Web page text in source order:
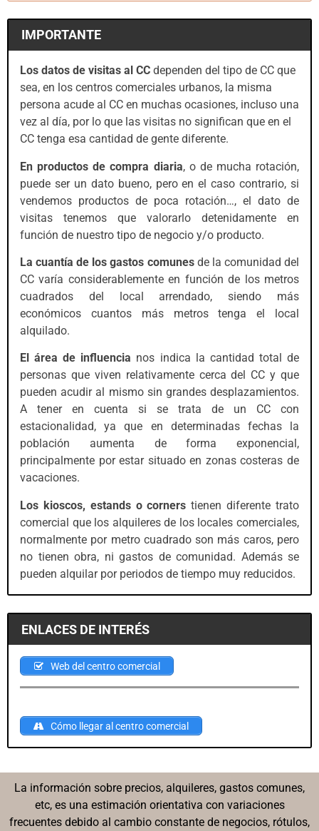
IMPORTANTE
Los datos de visitas al CC dependen del tipo de CC que
sea, en los centros comerciales urbanos, la misma
persona acude al CC en muchas ocasiones, incluso una
vez al día, por lo que las visitas no significan que en el
CC tenga esa cantidad de gente diferente.
En productos de compra diaria, o de mucha rotación,
puede ser un dato bueno, pero en el caso contrario, si
vendemos productos de poca rotación…, el dato de
visitas tenemos que valorarlo detenidamente en
función de nuestro tipo de negocio y/o producto.
La cuantía de los gastos comunesde la comunidad del
CC varía considerablemente en función de los metros
cuadrados del local arrendado, siendo más
económicos cuantos más metros tenga el local
alquilado.
El área de influencia nos indica la cantidad total de
personas que viven relativamente cerca del CC y que
pueden acudir al mismo sin grandes desplazamientos.
A tener en cuenta si se trata de un CC con
estacionalidad, ya que en determinadas fechas la
población aumenta de forma exponencial,
principalmente por estar situado en zonas costeras de
vacaciones.
Los kioscos, estands o corners tienen diferente trato
comercial que los alquileres de los locales comerciales,
normalmente por metro cuadrado son más caros, pero
no tienen obra, ni gastos de comunidad. Además se
pueden alquilar por periodos de tiempo muy reducidos.
ENLACES DE INTERÉS
Web del centro comercial
Cómo llegar al centro comercial
La información sobre precios, alquileres, gastos comunes,
etc, es una estimación orientativa con variaciones
frecuentes debido al cambio constante de negocios, rótulos,